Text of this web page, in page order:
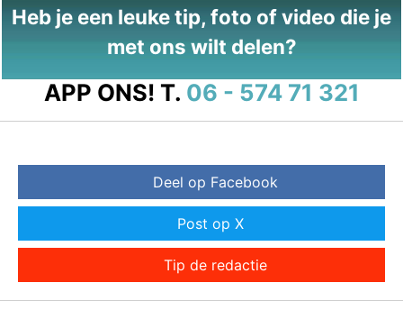
Heb je een leuke tip, foto of video die je
met ons wilt delen?
APP ONS! T. 06 - 574 71 321
Deel op Facebook
Post op X
Tip de redactie